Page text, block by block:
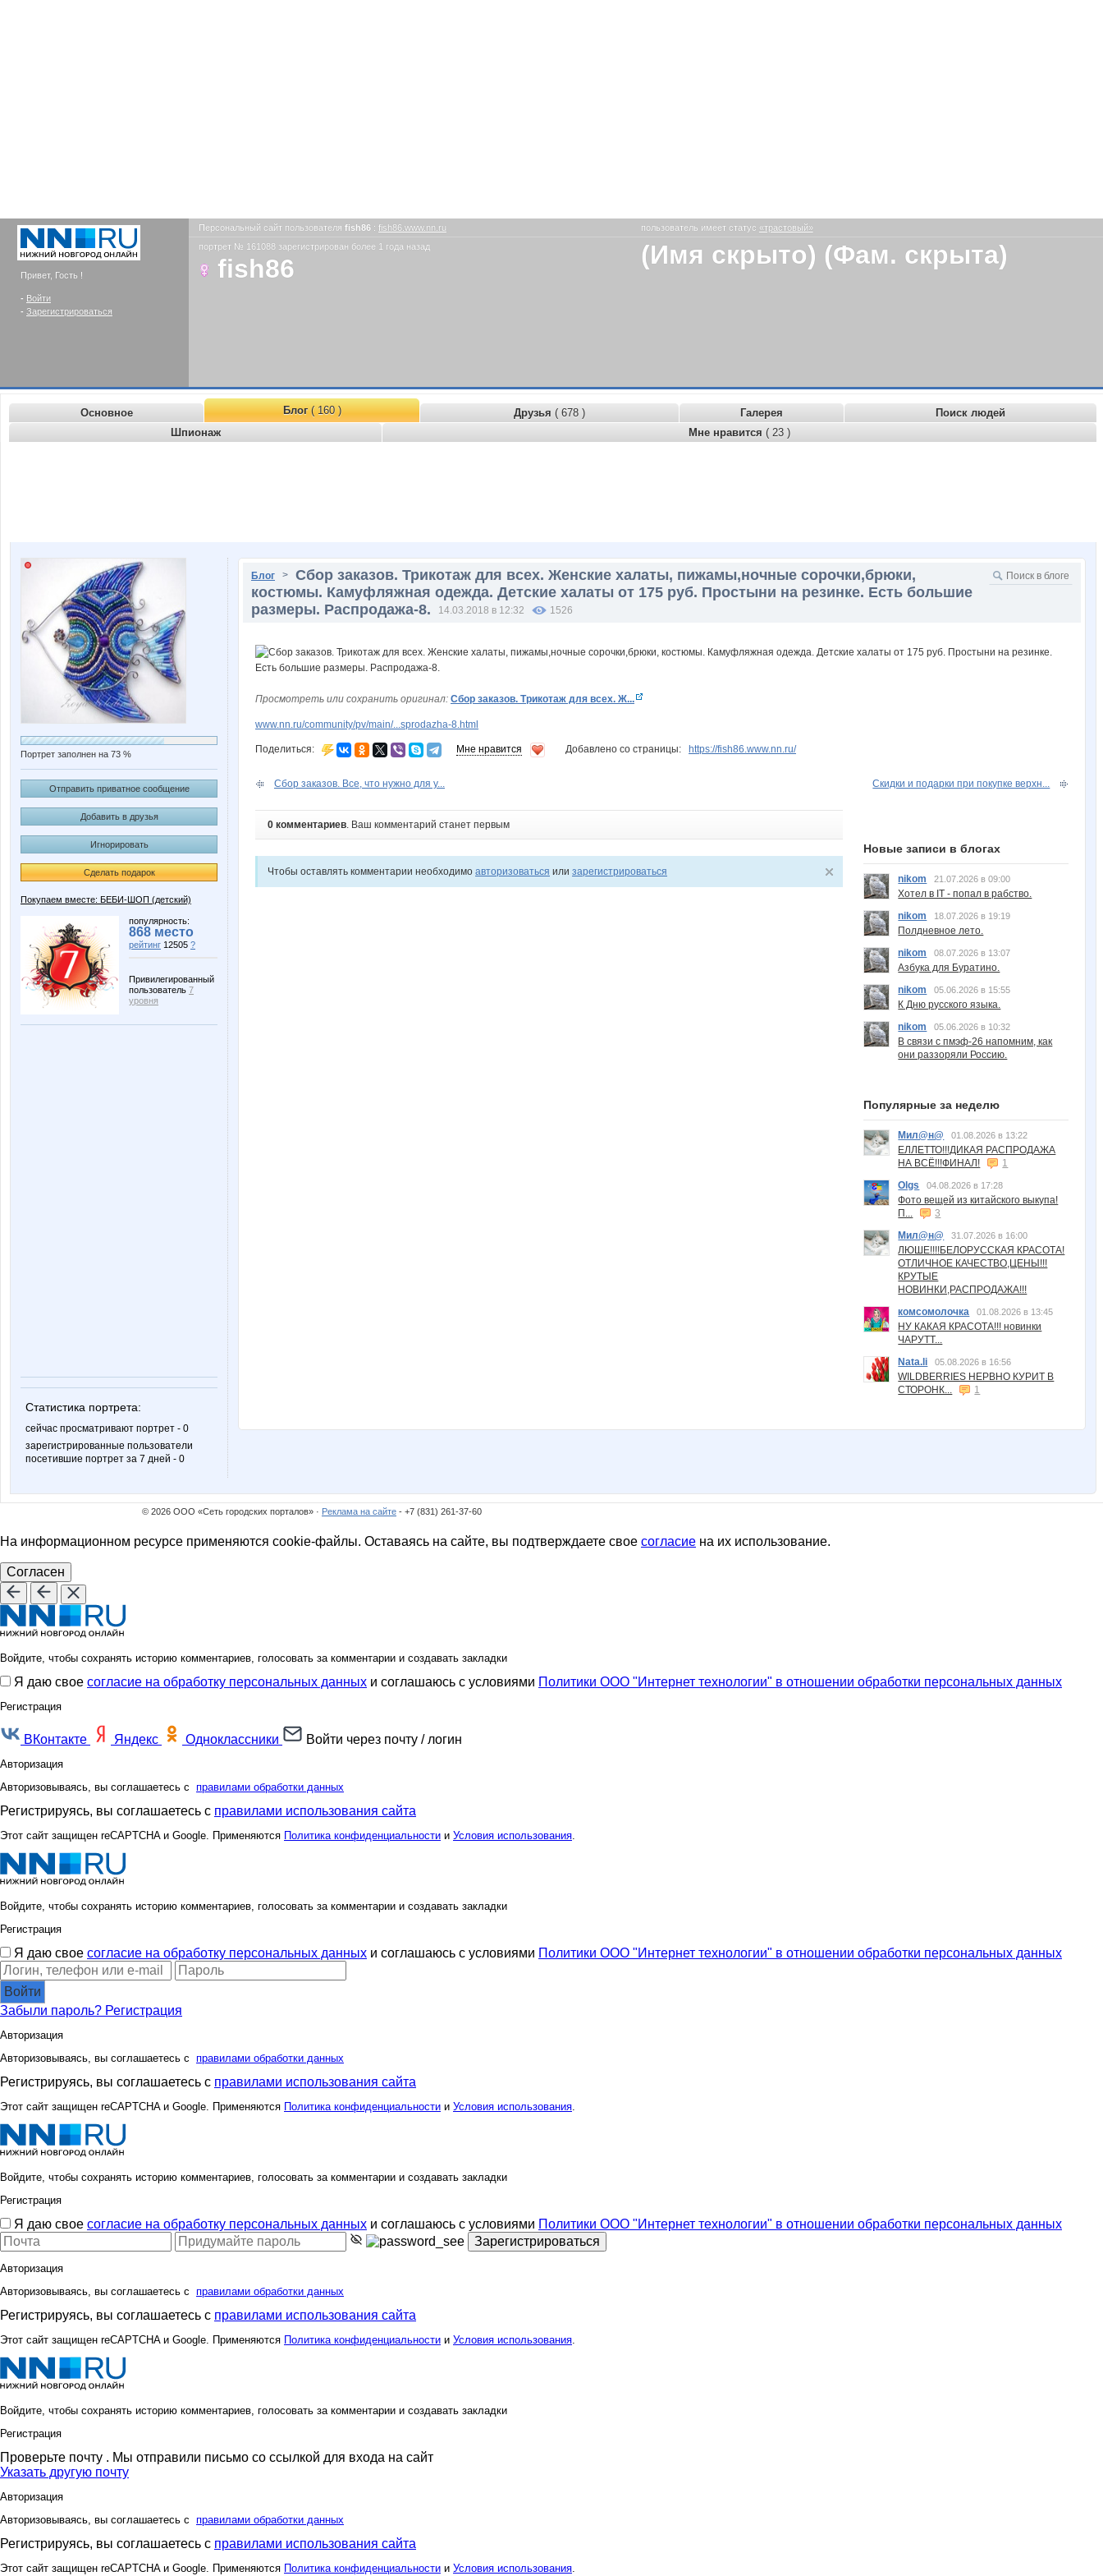
Привет, Гость !
- Войти
- Зарегистрироваться
Персональный сайт пользователя fish86 : fish86.www.nn.ru пользователь имеет статус «трастовый»
портрет № 161088 зарегистрирован более 1 года назад
fish86 (Имя скрыто) (Фам. скрыта)
Основное Блог( 160 ) Друзья ( 678 ) Галерея
Поиск людей
Шпионаж
Мне нравится ( 23 )
Портрет заполнен на 73 %
Отправить приватное сообщение
Добавить в друзья
Игнорировать
Сделать подарок
Покупаем вместе: БЕБИ-ШОП (детский)
популярность:
868 место
рейтинг 12505 ?
Привилегированный
пользователь 7
уровня
Статистика портрета:
сейчас просматривают портрет - 0
зарегистрированные пользователи
посетившие портрет за 7 дней - 0
Блог > Сбор заказов. Трикотаж для всех. Женские халаты, пижамы,ночные сорочки,брюки,
костюмы. Камуфляжная одежда. Детские халаты от 175 руб. Простыни на резинке. Есть большие
размеры. Распродажа-8.
14.03.2018 в 12:32 1526
Просмотреть или сохранить оригинал: Сбор заказов. Трикотаж для всех. Ж...
www.nn.ru/community/pv/main/...sprodazha-8.html
Поделиться: Мне нравится Добавлено со страницы: https://fish86.www.nn.ru/
Сбор заказов. Все, что нужно для у... Скидки и подарки при покупке верхн...
0 комментариев. Ваш комментарий станет первым
Чтобы оставлять комментарии необходимо авторизоваться или зарегистрироваться
Новые записи в блогах
nikom 21.07.2026 в 09:00
Хотел в IT - попал в рабство.
nikom
18.07.2026 в 19:19
Полдневное лето.
nikom
08.07.2026 в 13:07
Азбука для Буратино.
nikom
05.06.2026 в 15:55
К Дню русского языка.
nikom
05.06.2026 в 10:32
В связи с пмэф-26 напомним, как
они раззоряли Россию.
Популярные за неделю
Мил@н@ 01.08.2026 в 13:22
ЕЛЛЕТТО!!!ДИКАЯ РАСПРОДАЖА
НА ВСЁ!!!ФИНАЛ!
1
Olgs
04.08.2026 в 17:28
Фото вещей из китайского выкупа!
П...
3
Мил@н@
31.07.2026 в 16:00
ЛЮШЕ!!!!БЕЛОРУССКАЯ КРАСОТА!
ОТЛИЧНОЕ КАЧЕСТВО,ЦЕНЫ!!!
КРУТЫЕ
НОВИНКИ,РАСПРОДАЖА!!!
комсомолочка
01.08.2026 в 13:45
НУ КАКАЯ КРАСОТА!!! новинки
ЧАРУТТ...
Nata.li
05.08.2026 в 16:56
WILDBERRIES НЕРВНО КУРИТ В
СТОРОНК...
1
© 2026 ООО «Сеть городских порталов» · Реклама на сайте - +7 (831) 261-37-60
На информационном ресурсе применяются cookie-файлы. Оставаясь на сайте, вы подтверждаете свое согласие на их использование.
Согласен
Войдите, чтобы сохранять историю комментариев, голосовать за комментарии и создавать закладки
Я даю свое согласие на обработку персональных данных и соглашаюсь с условиями Политики ООО "Интернет технологии" в отношении обработки персональных данных
Регистрация
ВКонтакте Яндекс Одноклассники Войти через почту / логин
Авторизация
Авторизовываясь, вы соглашаетесь с правилами обработки данных
Регистрируясь, вы соглашаетесь с правилами использования сайта
Этот сайт защищен reCAPTCHA и Google. Применяются Политика конфиденциальности и Условия использования.
Войдите, чтобы сохранять историю комментариев, голосовать за комментарии и создавать закладки
Регистрация
Я даю свое согласие на обработку персональных данных и соглашаюсь с условиями Политики ООО "Интернет технологии" в отношении обработки персональных данных
Войти
Забыли пароль? Регистрация
Авторизация
Авторизовываясь, вы соглашаетесь с правилами обработки данных
Регистрируясь, вы соглашаетесь с правилами использования сайта
Этот сайт защищен reCAPTCHA и Google. Применяются Политика конфиденциальности и Условия использования.
Войдите, чтобы сохранять историю комментариев, голосовать за комментарии и создавать закладки
Регистрация
Я даю свое согласие на обработку персональных данных и соглашаюсь с условиями Политики ООО "Интернет технологии" в отношении обработки персональных данных
Зарегистрироваться
Авторизация
Авторизовываясь, вы соглашаетесь с правилами обработки данных
Регистрируясь, вы соглашаетесь с правилами использования сайта
Этот сайт защищен reCAPTCHA и Google. Применяются Политика конфиденциальности и Условия использования.
Войдите, чтобы сохранять историю комментариев, голосовать за комментарии и создавать закладки
Регистрация
Проверьте почту . Мы отправили письмо со ссылкой для входа на сайт
Указать другую почту
Авторизация
Авторизовываясь, вы соглашаетесь с правилами обработки данных
Регистрируясь, вы соглашаетесь с правилами использования сайта
Этот сайт защищен reCAPTCHA и Google. Применяются Политика конфиденциальности и Условия использования.